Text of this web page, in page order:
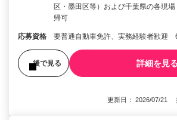
区・墨田区等）および千葉県の各現
帰可
応募資格 要普通自動車免許、実務経験者歓迎
後で見る 詳細を見る
更新日： 2026/07/21